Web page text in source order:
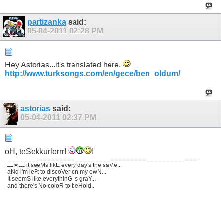
partizanka said:
05-04-2011 02:28 PM
Hey Astorias...it's translated here.
http://www.turksongs.com/en/gece/ben_oldum/
astoriassaid:
05-04-2011 02:37 PM
oH, teSekkurlerrr! !
ـــ★ـــ it seeMs likE every day's the saMe...
aNd i'm leFt to discoVer on my owN...
It seemS like everythinG is graY...
and there's No coloR to beHold..